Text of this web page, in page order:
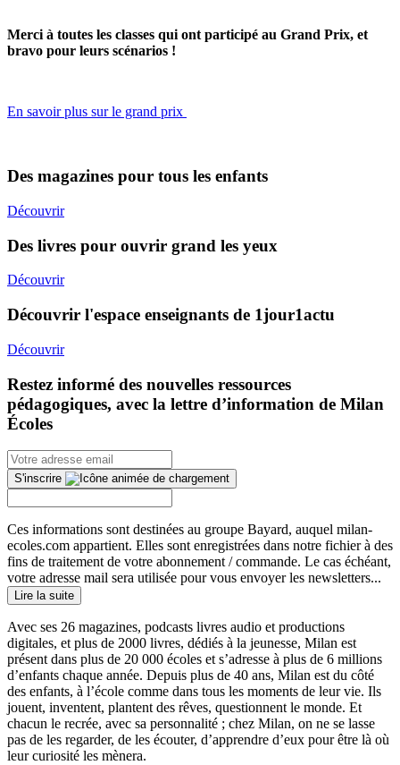
Merci à toutes les classes qui ont participé au Grand Prix, et
bravo pour leurs scénarios !
En savoir plus sur le grand prix
Des magazines pour tous les enfants
Découvrir
Des livres pour ouvrir grand les yeux
Découvrir
Découvrir l'espace enseignants de 1jour1actu
Découvrir
Restez informé des nouvelles ressources
pédagogiques, avec la lettre d’information de Milan
Écoles
S'inscrire
Ces informations sont destinées au groupe Bayard, auquel milan-
ecoles.com appartient. Elles sont enregistrées dans notre fichier à des
fins de traitement de votre abonnement / commande. Le cas échéant,
votre adresse mail sera utilisée pour vous envoyer les newsletters...
Lire la suite
Avec ses 26 magazines, podcasts livres audio et productions
digitales, et plus de 2000 livres, dédiés à la jeunesse, Milan est
présent dans plus de 20 000 écoles et s’adresse à plus de 6 millions
d’enfants chaque année. Depuis plus de 40 ans, Milan est du côté
des enfants, à l’école comme dans tous les moments de leur vie. Ils
jouent, inventent, plantent des rêves, questionnent le monde. Et
chacun le recrée, avec sa personnalité ; chez Milan, on ne se lasse
pas de les regarder, de les écouter, d’apprendre d’eux pour être là où
leur curiosité les mènera.